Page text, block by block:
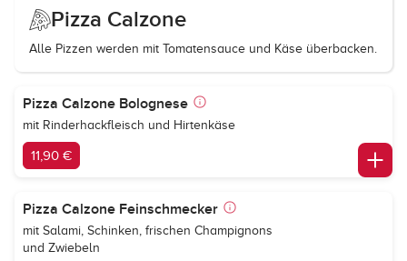
Pizza Calzone
Alle Pizzen werden mit Tomatensauce und Käse überbacken.
Pizza Calzone Bolognese
mit Rinderhackfleisch und Hirtenkäse
11,90 €
Pizza Calzone Feinschmecker
mit Salami, Schinken, frischen Champignons
und Zwiebeln